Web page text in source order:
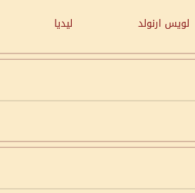
لويس ارنولد ليديا